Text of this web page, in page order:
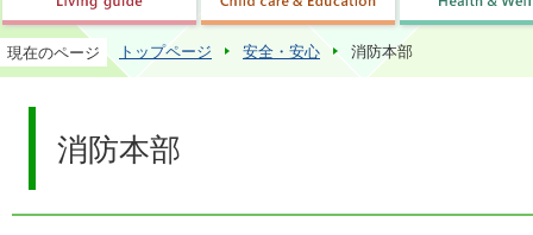
現在のページ トップページ 安全・安心 消防本部
消防本部